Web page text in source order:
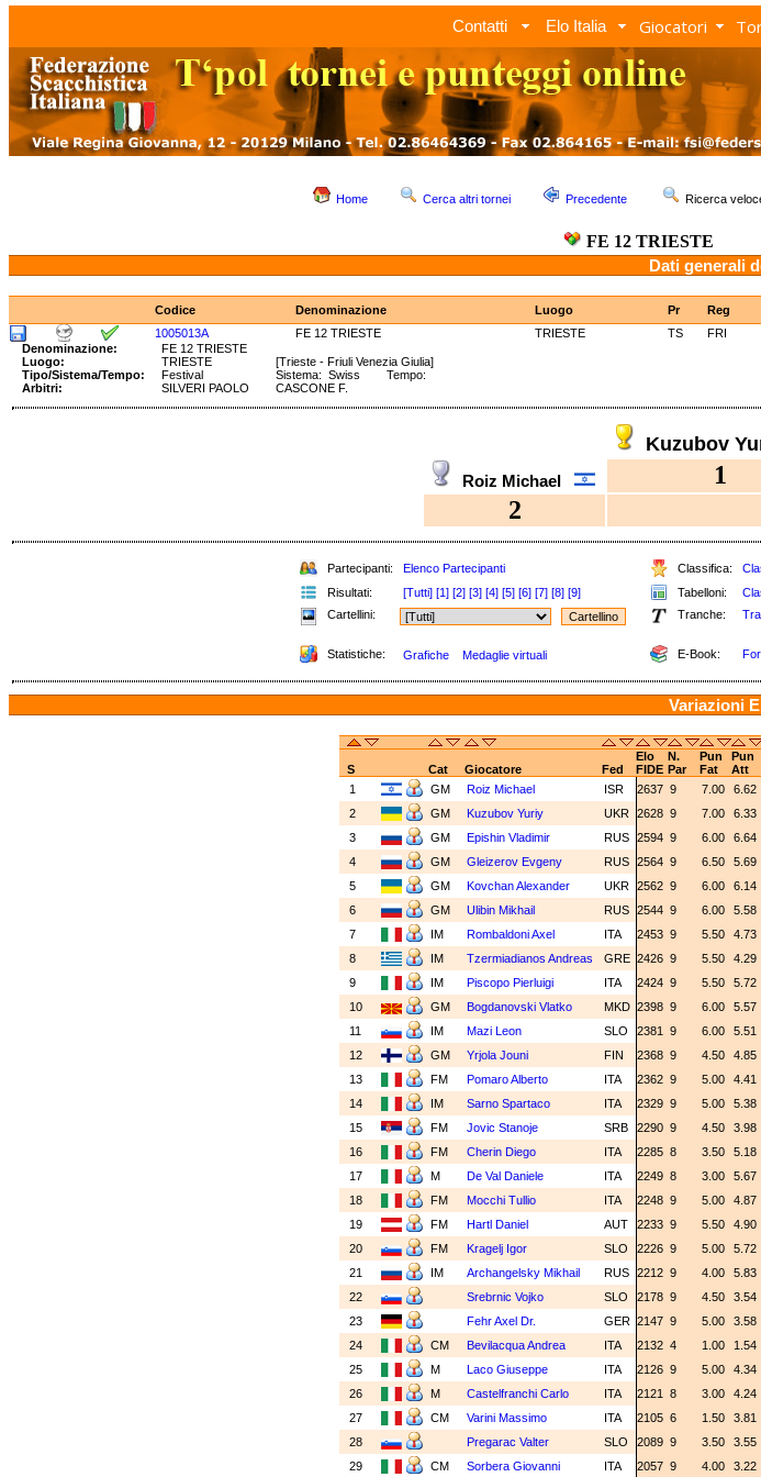
Contatti Elo Italia Giocatori
Home Cerca altri tornei Precedente Ricerca
FE 12 TRIESTE
Dati generali
Codice Denominazione Luogo Pr Reg
1005013A
FE 12 TRIESTE TRIESTE TS FRI
Denominazione:
FE 12 TRIESTE
Luogo:
TRIESTE
[Trieste - Friuli Venezia Giulia]
Tipo/Sistema/Tempo:
Festival
Sistema: Swiss Tempo:
Arbitri:
SILVERI PAOLO CASCONE F.
Kuzubov
Roiz Michael 1
2
Partecipanti: Elenco Partecipanti Classifica:
Risultati:
[Tutti] [1] [2] [3] [4] [5] [6] [7] [8] [9] Tabelloni:
Cartellini:
Tranche:
Statistiche: Grafiche Medaglie virtuali E-Book:
Variazioni
Elo N. Pun Pun
S
Cat Giocatore Fed FIDE Par Fat Att
1
GM Roiz Michael ISR 2637 9 7.00 6.62
2
GM Kuzubov Yuriy UKR 2628 9 7.00 6.33
3
GM Epishin Vladimir RUS 2594 9 6.00 6.64
4
GM Gleizerov Evgeny RUS 2564 9 6.50 5.69
5
GM Kovchan Alexander UKR 2562 9 6.00 6.14
6
GM Ulibin Mikhail RUS 2544 9 6.00 5.58
7
IM Rombaldoni Axel ITA 2453 9 5.50 4.73
8
IM Tzermiadianos Andreas GRE 2426 9 5.50 4.29
9
IM Piscopo Pierluigi ITA 2424 9 5.50 5.72
10
GM Bogdanovski Vlatko MKD 2398 9 6.00 5.57
11
IM Mazi Leon SLO 2381 9 6.00 5.51
12
GM Yrjola Jouni FIN 2368 9 4.50 4.85
13
FM Pomaro Alberto ITA 2362 9 5.00 4.41
14
IM Sarno Spartaco ITA 2329 9 5.00 5.38
15
FM Jovic Stanoje SRB 2290 9 4.50 3.98
16
FM Cherin Diego ITA 2285 8 3.50 5.18
17
M De Val Daniele ITA 2249 8 3.00 5.67
18
FM Mocchi Tullio ITA 2248 9 5.00 4.87
19
FM Hartl Daniel AUT 2233 9 5.50 4.90
20
FM Kragelj Igor SLO 2226 9 5.00 5.72
21
IM Archangelsky Mikhail RUS 2212 9 4.00 5.83
22
Srebrnic Vojko SLO 2178 9 4.50 3.54
23
Fehr Axel Dr. GER 2147 9 5.00 3.58
24
CM Bevilacqua Andrea ITA 2132 4 1.00 1.54
25
M Laco Giuseppe ITA 2126 9 5.00 4.34
26
M Castelfranchi Carlo ITA 2121 8 3.00 4.24
27
CM Varini Massimo ITA 2105 6 1.50 3.81
28
Pregarac Valter SLO 2089 9 3.50 3.55
29
CM Sorbera Giovanni ITA 2057 9 4.00 3.22